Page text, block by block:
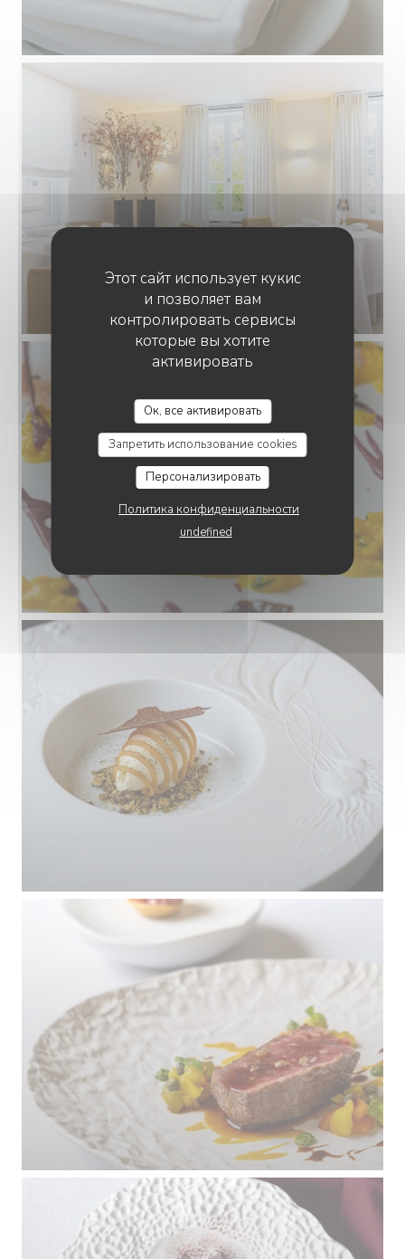
Этот сайт использует кукис
и позволяет вам
контролировать сервисы
которые вы хотите
активировать
Ок, все активировать
Запретить использование cookies
Персонализировать
Политика конфиденциальности
undefined
MOSCONI